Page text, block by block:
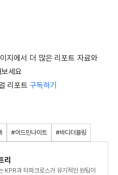
지에서 더 많은 리포트 자료와
세요
리포트 구독하기
#어드민나이트 #바디더블링
리
KPR과 타파크로스가 유기적인 원팀이